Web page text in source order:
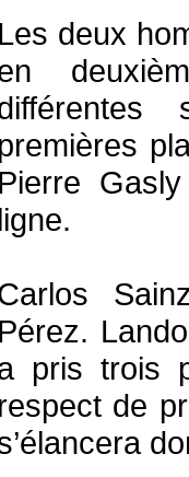
Les deux
Pierre
ligne.
Pérez.
pris trois
respect de